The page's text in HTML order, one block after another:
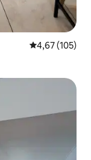
Gemiddelde
4,67 (105)